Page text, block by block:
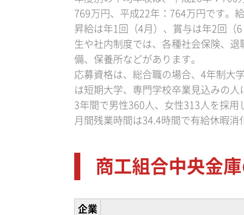
769万円、平成22年：764万円です。
昇給は年1回（4月）、賞与は年2回（
生や社内制度では、各種社会保険、
備、保養所などがあります。
応募資格は、総合職の場合、4年制大
は短期大学、専門学校卒業見込みの
3年間で男性360人、女性313人を採用
月間残業時間は34.4時間で有給休暇消
商工組合中央金
企業